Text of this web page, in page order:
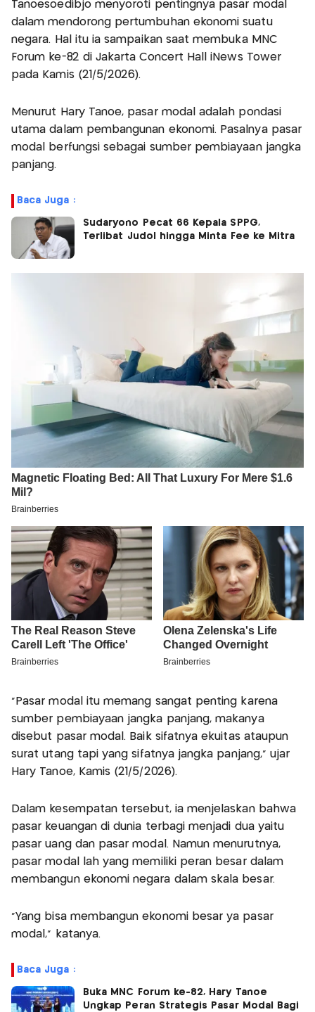
Tanoesoedibjo menyoroti pentingnya pasar modal
dalam mendorong pertumbuhan ekonomi suatu
negara. Hal itu ia sampaikan saat membuka MNC
Forum ke-82 di Jakarta Concert Hall iNews Tower
pada Kamis (21/5/2026).
Menurut Hary Tanoe, pasar modal adalah pondasi
utama dalam pembangunan ekonomi. Pasalnya pasar
modal berfungsi sebagai sumber pembiayaan jangka
panjang.
Baca Juga :
Sudaryono Pecat 66 Kepala SPPG,
Terlibat Judol hingga Minta Fee ke Mitra
“Pasar modal itu memang sangat penting karena
sumber pembiayaan jangka panjang, makanya
disebut pasar modal. Baik sifatnya ekuitas ataupun
surat utang tapi yang sifatnya jangka panjang,” ujar
Hary Tanoe, Kamis (21/5/2026).
Dalam kesempatan tersebut, ia menjelaskan bahwa
pasar keuangan di dunia terbagi menjadi dua yaitu
pasar uang dan pasar modal. Namun menurutnya,
pasar modal lah yang memiliki peran besar dalam
membangun ekonomi negara dalam skala besar.
“Yang bisa membangun ekonomi besar ya pasar
modal,” katanya.
Baca Juga :
Buka MNC Forum ke-82, Hary Tanoe
Ungkap Peran Strategis Pasar Modal Bagi